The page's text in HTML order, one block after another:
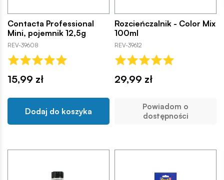
Contacta Professional
Mini, pojemnik 12,5g
REV-39608
15,99 zł
Dodaj do koszyka
Rozcieńczalnik - Color Mix
100ml
REV-39612
29,99 zł
Powiadom o
dostępności